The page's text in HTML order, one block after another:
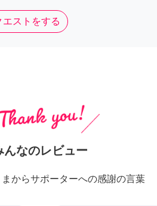
エストをする
んなのレビュー
からサポーターへの感謝の言葉